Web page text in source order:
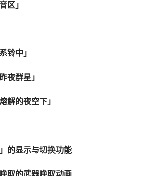
区」
铃中」
夜群星」
解的夜空下」
的显示与切换功能